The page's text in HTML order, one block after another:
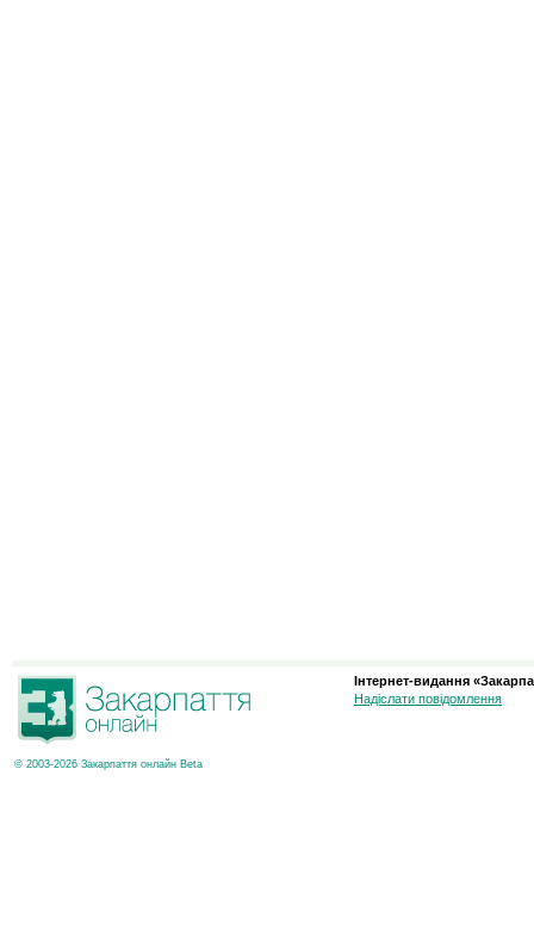
© 2003-2026 Закарпаття онлайн Beta
Інтернет-видання
Надіслати повідомлення